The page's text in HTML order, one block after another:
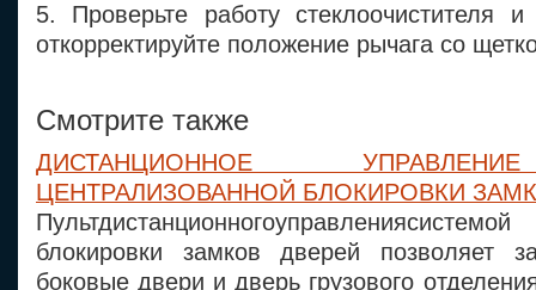
5. Проверьте работу стеклоочистителя
откорректируйте положение рычага со
Смотрите также
ДИСТАНЦИОННОЕ
ЦЕНТРАЛИЗОВАННОЙ БЛОКИРОВКИ
блокировки замков дверей позволяет
боковые двери и дверь грузового